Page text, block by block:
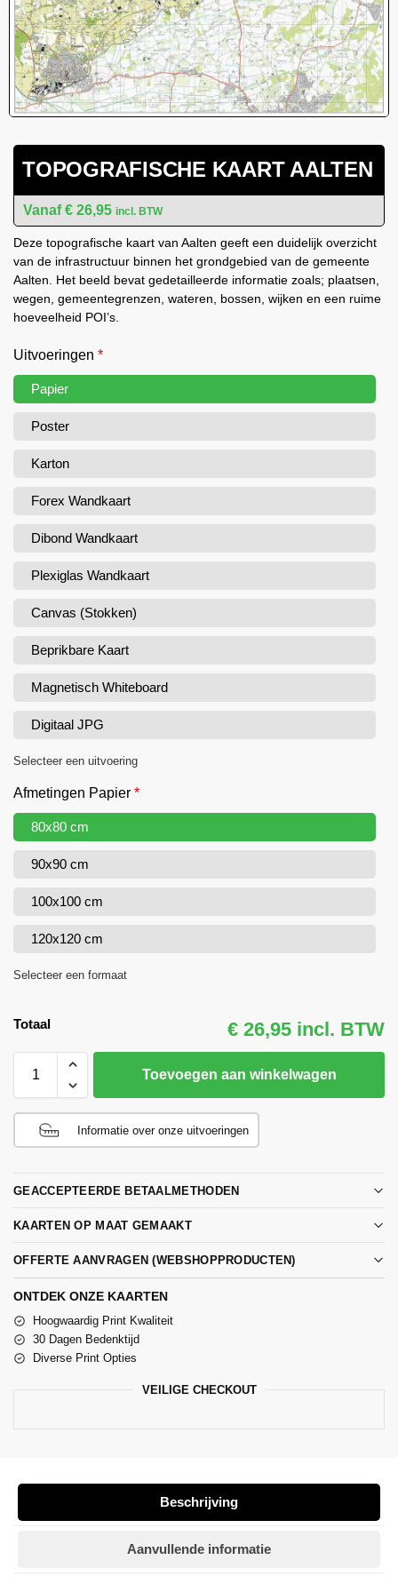
TOPOGRAFISCHE KAART AALTEN
€ 26,95 incl. BTW
Deze topografische kaart van Aalten geeft een duidelijk overzicht
van de infrastructuur binnen het grondgebied van de gemeente
Aalten. Het beeld bevat gedetailleerde informatie zoals; plaatsen,
wegen, gemeentegrenzen, wateren, bossen, wijken en een ruime
hoeveelheid POI’s.
Uitvoeringen *
Papier
Poster
Karton
Forex Wandkaart
Dibond Wandkaart
Plexiglas Wandkaart
Canvas (Stokken)
Beprikbare Kaart
Magnetisch Whiteboard
Digitaal JPG
Selecteer een uitvoering
Afmetingen Papier *
80x80 cm
90x90 cm
100x100 cm
120x120 cm
Selecteer een formaat
Totaal € 26,95 incl. BTW
Toevoegen aan winkelwagen
Informatie over onze uitvoeringen
GEACCEPTEERDE BETAALMETHODEN
KAARTEN OP MAAT GEMAAKT
OFFERTE AANVRAGEN (WEBSHOPPRODUCTEN)
ONTDEK ONZE KAARTEN
Hoogwaardig Print Kwaliteit
30 Dagen Bedenktijd
Diverse Print Opties
VEILIGE CHECKOUT
Beschrijving
Aanvullende informatie